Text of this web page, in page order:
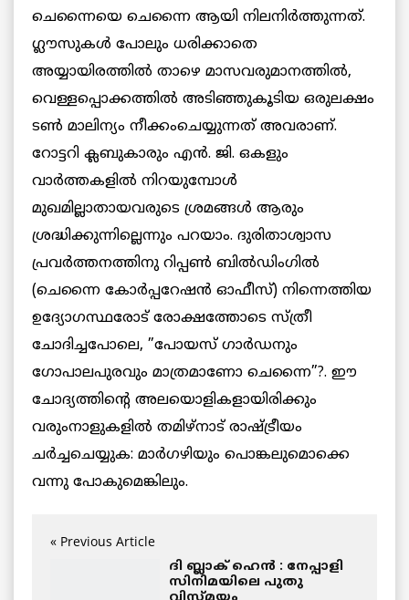
ചെന്നൈയെ ചെന്നൈ ആയി നിലനിര്‍ത്തുന്നത്.
ഗ്ലൗസുകള്‍ പോലും ധരിക്കാതെ
അയ്യായിരത്തില്‍ താഴെ മാസവരുമാനത്തില്‍,
വെള്ളപ്പൊക്കത്തില്‍ അടിഞ്ഞുകൂടിയ ഒരുലക്ഷം
ടണ്‍ മാലിന്യം നീക്കംചെയ്യുന്നത് അവരാണ്.
റോട്ടറി ക്ലബുകാരും എന്‍. ജി. ഒകളും
വാര്‍ത്തകളില്‍ നിറയുമ്പോള്‍
മുഖമില്ലാതായവരുടെ ശ്രമങ്ങള്‍ ആരും
ശ്രദ്ധിക്കുന്നില്ലെന്നും പറയാം. ദുരിതാശ്വാസ
പ്രവര്‍ത്തനത്തിനു റിപ്പണ്‍ ബില്‍ഡിംഗില്‍
(ചെന്നൈ കോര്‍പ്പറേഷന്‍ ഓഫീസ്) നിന്നെത്തിയ
ഉദ്യോഗസ്ഥരോട് രോക്ഷത്തോടെ സ്ത്രീ
ചോദിച്ചപോലെ, ”പോയസ് ഗാര്‍ഡനും
ഗോപാലപുരവും മാത്രമാണോ ചെന്നൈ”?. ഈ
ചോദ്യത്തിന്റെ അലയൊളികളായിരിക്കും
വരുംനാളുകളില്‍ തമിഴ്‌നാട് രാഷ്ട്രീയം
ചര്‍ച്ചചെയ്യുക: മാര്‍ഗഴിയും പൊങ്കലുമൊക്കെ
വന്നു പോകുമെങ്കിലും.
« Previous Article
ദി ബ്ലാക് ഹെന്‍ : നേപ്പാളി
സിനിമയിലെ പുതു